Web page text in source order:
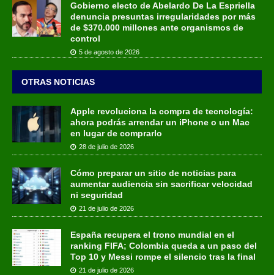
Gobierno electo de Abelardo De La Espriella
denuncia presuntas irregularidades por más
de $370.000 millones ante organismos de
control
5 de agosto de 2026
OTRAS NOTICIAS
Apple revoluciona la compra de tecnología:
ahora podrás arrendar un iPhone o un Mac
en lugar de comprarlo
28 de julio de 2026
Cómo preparar un sitio de noticias para
aumentar audiencia sin sacrificar velocidad
ni seguridad
21 de julio de 2026
España recupera el trono mundial en el
ranking FIFA; Colombia queda a un paso del
Top 10 y Messi rompe el silencio tras la final
21 de julio de 2026